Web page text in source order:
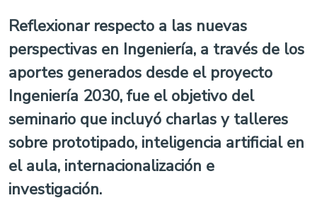
Reflexionar respecto a las nuevas
perspectivas en Ingeniería, a través de los
aportes generados desde el proyecto
Ingeniería 2030, fue el objetivo del
seminario que incluyó charlas y talleres
sobre prototipado, inteligencia artificial en
el aula, internacionalización e
investigación.